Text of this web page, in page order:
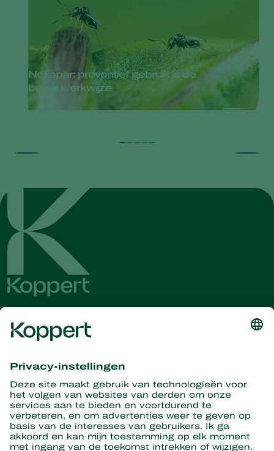
Nezapar: preventief gebruik is de
beste werkwijze
Ontvang het laatste nieuws en
informatie
Hier aanmelden
Partners with Nature